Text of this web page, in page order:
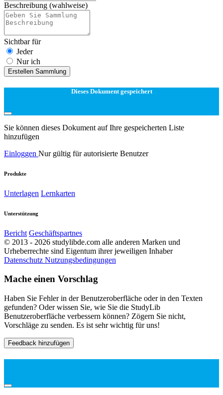
Beschreibung (wahlweise)
Sichtbar für
Jeder
Nur ich
Erstellen Sammlung
Dieses Dokument gespeichert
Sie können dieses Dokument auf Ihre gespeicherten Liste
hinzufügen
Einloggen Nur gültig für autorisierte Benutzer
Produkte
Unterlagen Lernkarten
Unterstützung
Bericht Geschäftspartnes
© 2013 - 2026 studylibde.com alle anderen Marken und
Urheberrechte sind Eigentum ihrer jeweiligen Inhaber
Datenschutz Nutzungsbedingungen
Mache einen Vorschlag
Haben Sie Fehler in der Benutzeroberfläche oder in den Texten
gefunden? Oder wissen Sie, wie Sie die StudyLib
Benutzeroberfläche verbessern können? Zögern Sie nicht,
Vorschläge zu senden. Es ist sehr wichtig für uns!
Feedback hinzufügen